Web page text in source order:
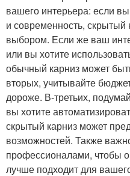
вашего интерьера: если
и современность, скрытый
выбором. Если же ваш
или вы хотите
обычный карниз может
вторых, учитывайте
дороже. В-третьих,
вы хотите
скрытый карниз может
возможностей. Также
профессионалами, чтобы
лучше подходит для